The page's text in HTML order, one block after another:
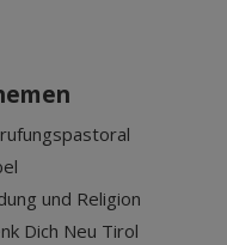
und Religion
Dich Neu Tirol